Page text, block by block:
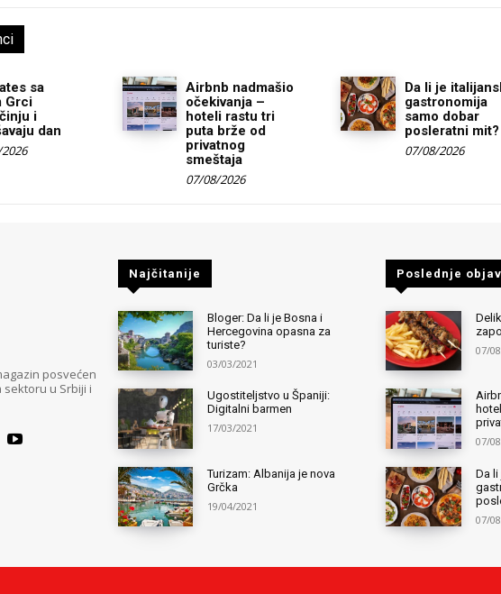
sa
Grci
i
dan
Airbnb nadmašio
očekivanja –
hoteli rastu tri
puta brže od
privatnog
smeštaja
07/08/2026
Da li je
gastronomija
samo dobar
posleratni mit?
07/08/2026
posvećen
sektoru u Srbiji i
Najčitanije
Bloger: Da li je Bosna i
Hercegovina opasna za
turiste?
03/03/2021
Ugostiteljstvo u Španiji:
Digitalni barmen
17/03/2021
Turizam: Albanija je nova
Grčka
19/04/2021
Poslednje
07/
07/
Da
07/